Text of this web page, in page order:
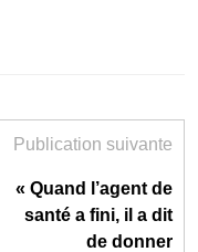
Publication suivante
« Quand l’agent de
santé a fini, il a dit
de donner